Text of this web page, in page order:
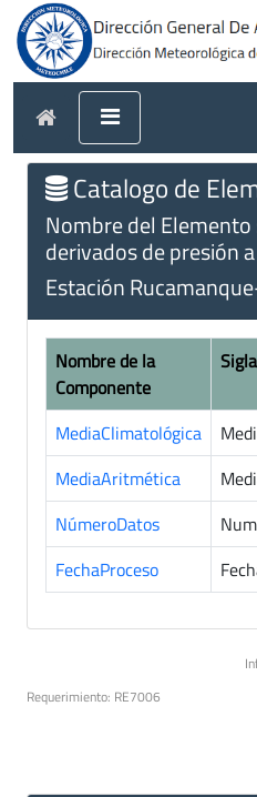
Catalogo de
Nombre del
derivados de presión
Estación
Nombre de la
Componente
Sigla
MediaClimatológica
MediaAritmética
NúmeroDatos
FechaProceso
Requerimiento: RE7006